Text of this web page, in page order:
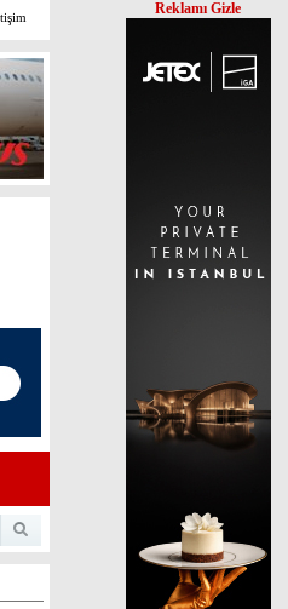
Reklamı Gizle